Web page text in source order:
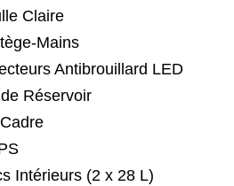
Claire
Mains
Antibrouillard LED
Réservoir
Intérieurs (2 x 28 L)